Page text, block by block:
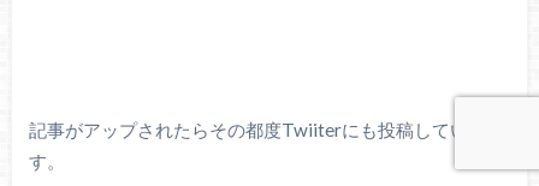
記事がアップされたらその都度Twiiterにも投稿していま
す。